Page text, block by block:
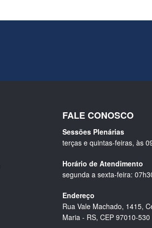
FALE CONOSCO
Sessões Plenárias
terças e quintas-feiras, às
Horário de Atendimento
segunda a sexta-feira:
Endereço
Rua Vale Machado, 1415,
Maria - RS, CEP 97010-530